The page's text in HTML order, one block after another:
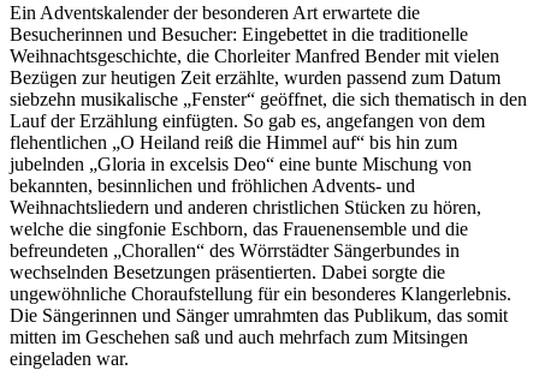
Ein Adventskalender der besonderen Art erwartete die
Besucherinnen und Besucher: Eingebettet in die traditionelle
Weihnachtsgeschichte, die Chorleiter Manfred Bender mit vielen
Bezügen zur heutigen Zeit erzählte, wurden passend zum Datum
siebzehn musikalische „Fenster“ geöffnet, die sich thematisch in den
Lauf der Erzählung einfügten. So gab es, angefangen von dem
flehentlichen „O Heiland reiß die Himmel auf“ bis hin zum
jubelnden „Gloria in excelsis Deo“ eine bunte Mischung von
bekannten, besinnlichen und fröhlichen Advents- und
Weihnachtsliedern und anderen christlichen Stücken zu hören,
welche die singfonie Eschborn, das Frauenensemble und die
befreundeten „Chorallen“ des Wörrstädter Sängerbundes in
wechselnden Besetzungen präsentierten. Dabei sorgte die
ungewöhnliche Choraufstellung für ein besonderes Klangerlebnis.
Die Sängerinnen und Sänger umrahmten das Publikum, das somit
mitten im Geschehen saß und auch mehrfach zum Mitsingen
eingeladen war.